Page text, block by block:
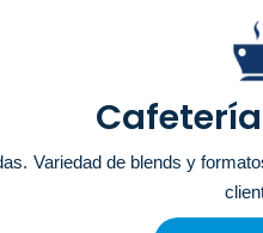
Variedad de blends y